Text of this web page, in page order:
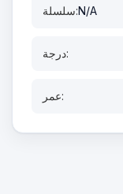
سلسلة:N/A
درجة:
عمر: